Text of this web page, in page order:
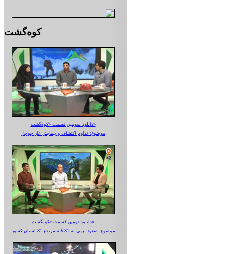
کوه‌گشت
دانلود سومین قسمت «کوه‌گشت»
موضوع: تداوم اکتشاف و پیمایش غار جوجار
دانلود دومین قسمت «کوه‌گشت»
موضوع: صعود تیمی به 31 قله مرتفع 31 استان کشور